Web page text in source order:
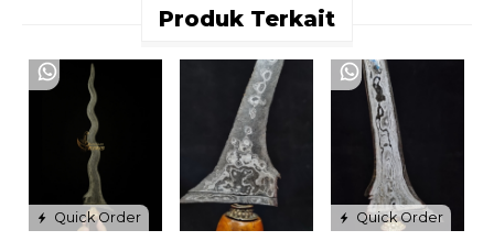
Produk Terkait
Quick Order Quick Order